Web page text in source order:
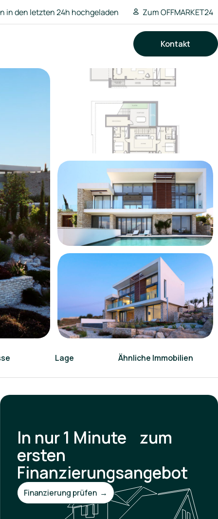
in den letzten 24h hochgeladen Zum OFFMARKET24
Kontakt
Lage Ähnliche Immobilien
In nur 1 Minute zum
ersten
Finanzierungsangebot
Finanzierung prüfen →